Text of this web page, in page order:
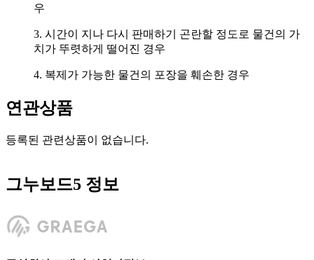
우
3. 시간이 지나 다시 판매하기 곤란할 정도로 물건의 가
치가 뚜렷하게 떨어진 경우
4. 복제가 가능한 물건의 포장을 훼손한 경우
연관상품
등록된 관련상품이 없습니다.
그누보드5 정보